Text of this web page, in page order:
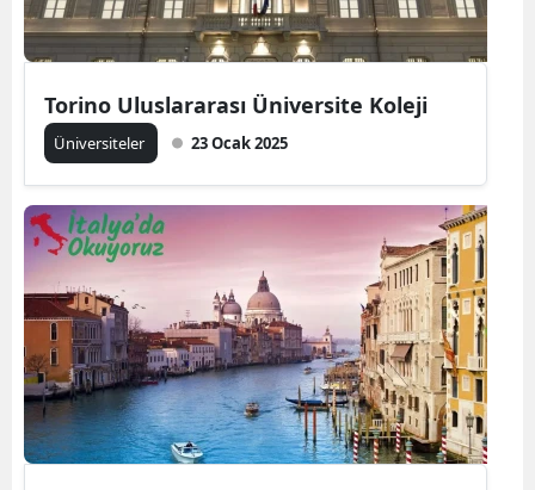
Torino Uluslararası Üniversite Koleji
Üniversiteler 23 Ocak 2025